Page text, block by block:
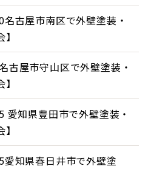
古屋市南区で外壁塗装・
古屋市守山区で外壁塗装・
愛知県豊田市で外壁塗装・
愛知県春日井市で外壁塗